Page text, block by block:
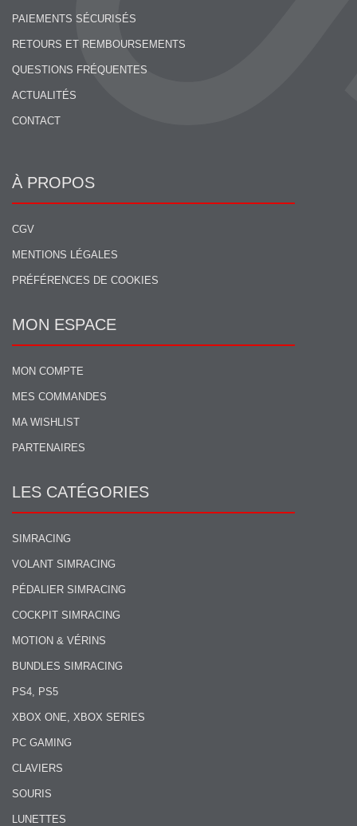
PAIEMENTS SÉCURISÉS
RETOURS ET REMBOURSEMENTS
QUESTIONS FRÉQUENTES
ACTUALITÉS
CONTACT
À PROPOS
CGV
MENTIONS LÉGALES
PRÉFÉRENCES DE COOKIES
MON ESPACE
MON COMPTE
MES COMMANDES
MA WISHLIST
PARTENAIRES
LES CATÉGORIES
SIMRACING
VOLANT SIMRACING
PÉDALIER SIMRACING
COCKPIT SIMRACING
MOTION & VÉRINS
BUNDLES SIMRACING
PS4, PS5
XBOX ONE, XBOX SERIES
PC GAMING
CLAVIERS
SOURIS
LUNETTES